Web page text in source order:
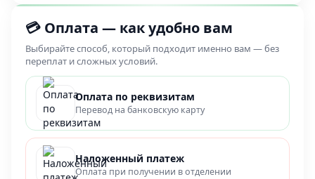
💳 Оплата — как удобно вам
Выбирайте способ, который подходит именно вам — без
переплат и сложных условий.
Оплата по реквизитам
Перевод на банковскую карту
Наложенный платеж
Оплата при получении в отделении